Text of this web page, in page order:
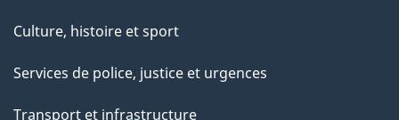
Culture, histoire et sport
Services de police, justice et urgences
Transport et infrastructure